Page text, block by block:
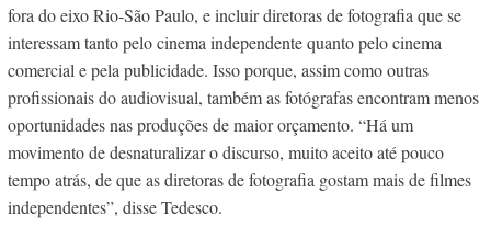
fora do eixo Rio-São Paulo, e incluir diretoras de fotografia que se
interessam tanto pelo cinema independente quanto pelo cinema
comercial e pela publicidade. Isso porque, assim como outras
profissionais do audiovisual, também as fotógrafas encontram menos
oportunidades nas produções de maior orçamento. “Há um
movimento de desnaturalizar o discurso, muito aceito até pouco
tempo atrás, de que as diretoras de fotografia gostam mais de filmes
independentes”, disse Tedesco.